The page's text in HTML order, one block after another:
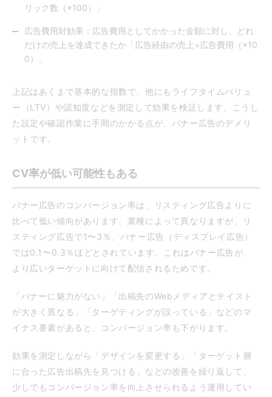
リック数（×100）」
広告費用対効果：広告費用としてかかった金額に対し、どれ
だけの売上を達成できたか「広告経由の売上÷広告費用（×10
0）」
上記はあくまで基本的な指数で、他にもライフタイムバリュ
ー（LTV）や認知度などを測定して効果を検証します。こうし
た設定や確認作業に手間のかかる点が、バナー広告のデメリ
ットです。
CV率が低い可能性もある
バナー広告のコンバージョン率は、リスティング広告よりに
比べて低い傾向があります。業種によって異なりますが、リ
スティング広告で1〜3％、バナー広告（ディスプレイ広告）
では0.1〜0.3％ほどとされています。これはバナー広告が、
より広いターゲットに向けて配信されるためです。
「バナーに魅力がない」「出稿先のWebメディアとテイスト
が大きく異なる」「ターゲティングが誤っている」などのマ
イナス要素があると、コンバージョン率も下がります。
効果を測定しながら「デザインを変更する」「ターゲット層
に合った広告出稿先を見つける」などの改善を繰り返して、
少しでもコンバージョン率を向上させられるよう運用してい